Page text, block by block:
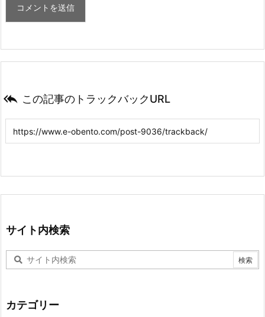
 この記事のトラックバックURL
サイト内検索
カテゴリー